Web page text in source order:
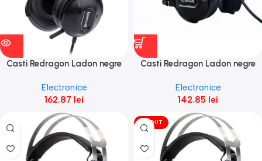
Casti Redragon Ladon negre
Electronice
162.87 lei
Casti Redragon Ladon negre
Electronice
142.85 lei
VÎNDUT